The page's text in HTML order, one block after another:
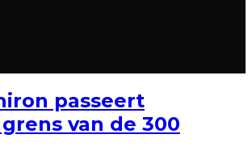
passeert
van de 300